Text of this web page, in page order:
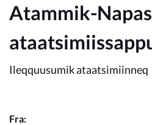
Politikki
Takornariat
Atammik-
Ileqquusumik ataatsimiinneq
Fra: